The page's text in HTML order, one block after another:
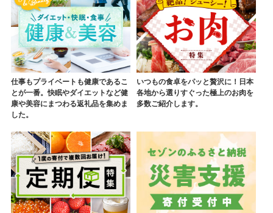
仕事もプライベートも健康であるこ
とが一番。快眠やダイエットなど健
康や美容にまつわる返礼品を集めま
した。
いつもの食卓をパッと贅沢に！日本
各地から選りすぐった極上のお肉を
多数ご紹介します。